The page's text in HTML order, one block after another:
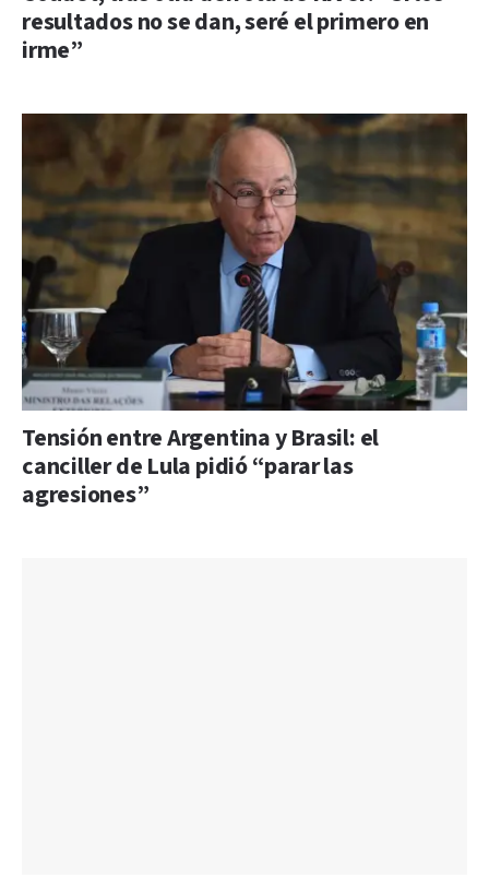
resultados no se dan, seré el primero en
irme”
Tensión entre Argentina y Brasil: el
canciller de Lula pidió “parar las
agresiones”